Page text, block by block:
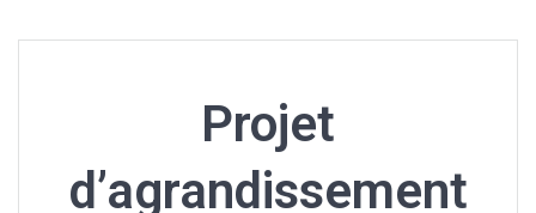
Projet
d’agrandissement